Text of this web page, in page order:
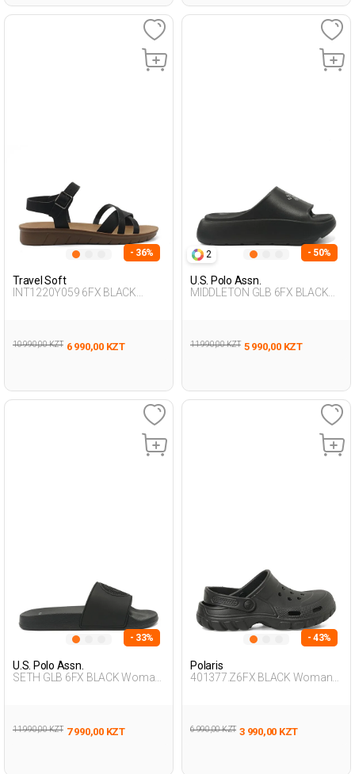
- 36%
Travel Soft
INT1220Y059 6FX BLACK
10 990,00 KZT 6 990,00 KZT
2 - 50%
U.S. Polo Assn.
MIDDLETON GLB 6FX BLACK
11 990,00 KZT 5 990,00 KZT
- 33%
U.S. Polo Assn.
SETH GLB 6FX BLACK Woman
11 990,00 KZT 7 990,00 KZT
- 43%
Polaris
401377.Z6FX BLACK Woman
6 990,00 KZT 3 990,00 KZT